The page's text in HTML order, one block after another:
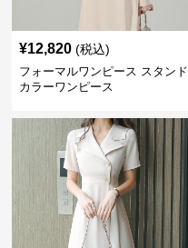
¥12,820 (税込)
フォーマルワンピース スタンド
カラーワンピース